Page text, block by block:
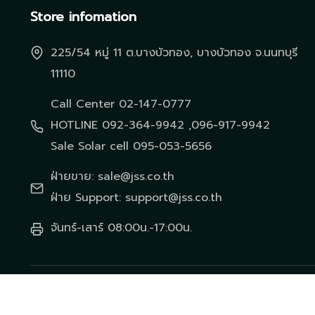
Store infomation
225/54 หมู่ 11 ต.บางบัวทอง, บางบัวทอง จ.นนทบุรี
11110
Call Center 02-147-0777
HOTLINE 092-364-9942 ,096-917-9942
Sale Solar cell 095-053-5656
ฝ่ายขาย: sale@jss.co.th
ฝ่าย Support: support@jss.co.th
จันทร์-เสาร์ 08:00น.-17:00น.